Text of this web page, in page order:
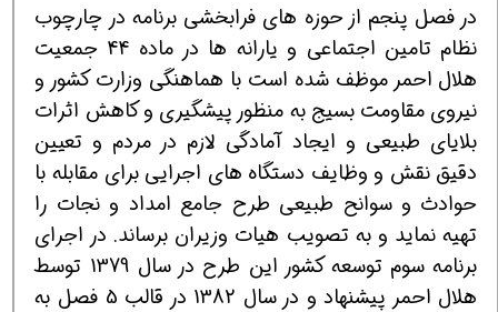
در فصل پنجم از حوزه های فرابخشی برنامه در چارچوب
نظام تامین اجتماعی و یارانه ها در ماده 44 جمعیت
هلال احمر موظف شده است با هماهنگی وزارت كشور و
نیروی مقاومت بسیج به منظور پیشگیری و كاهش اثرات
بلایای طبیعی و ایجاد آمادگی لازم در مردم و تعیین
دقیق نقش و وظایف دستگاه های اجرایی برای مقابله با
حوادث و سوانح طبیعی طرح جامع امداد و نجات را
تهیه نماید و به تصویب هیات وزیران برساند. در اجرای
برنامه سوم توسعه كشور این طرح در سال 1379 توسط
هلال احمر پیشنهاد و در سال 1382 در قالب 5 فصل به